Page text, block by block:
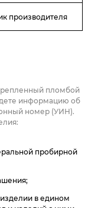
производителя
пломбой
информацию об
номер (УИН).
пробирной
в едином